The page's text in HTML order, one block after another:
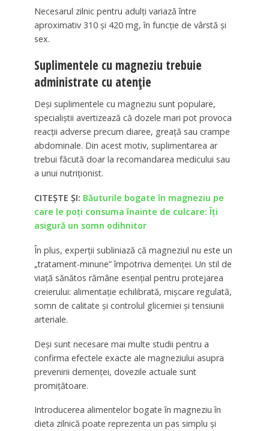
Necesarul zilnic pentru adulți variază între
aproximativ 310 și 420 mg, în funcție de vârstă și
sex.
Suplimentele cu magneziu trebuie
administrate cu atenție
Deși suplimentele cu magneziu sunt populare,
specialiștii avertizează că dozele mari pot provoca
reacții adverse precum diaree, greață sau crampe
abdominale. Din acest motiv, suplimentarea ar
trebui făcută doar la recomandarea medicului sau
a unui nutriționist.
CITEȘTE ȘI: Băuturile bogate în magneziu pe
care le poți consuma înainte de culcare: Îți
asigură un somn odihnitor
În plus, experții subliniază că magneziul nu este un
„tratament-minune” împotriva demenței. Un stil de
viață sănătos rămâne esențial pentru protejarea
creierului: alimentație echilibrată, mișcare regulată,
somn de calitate și controlul glicemiei și tensiunii
arteriale.
Deși sunt necesare mai multe studii pentru a
confirma efectele exacte ale magneziului asupra
prevenirii demenței, dovezile actuale sunt
promițătoare.
Introducerea alimentelor bogate în magneziu în
dieta zilnică poate reprezenta un pas simplu și